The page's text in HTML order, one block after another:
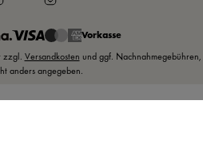
Vorkasse
zzgl. Versandkosten und ggf. Nachnahmegebühren,
anders angegeben.